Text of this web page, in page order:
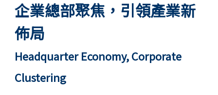
企業總部聚焦，引領產業新
佈局
Headquarter Economy, Corporate
Clustering